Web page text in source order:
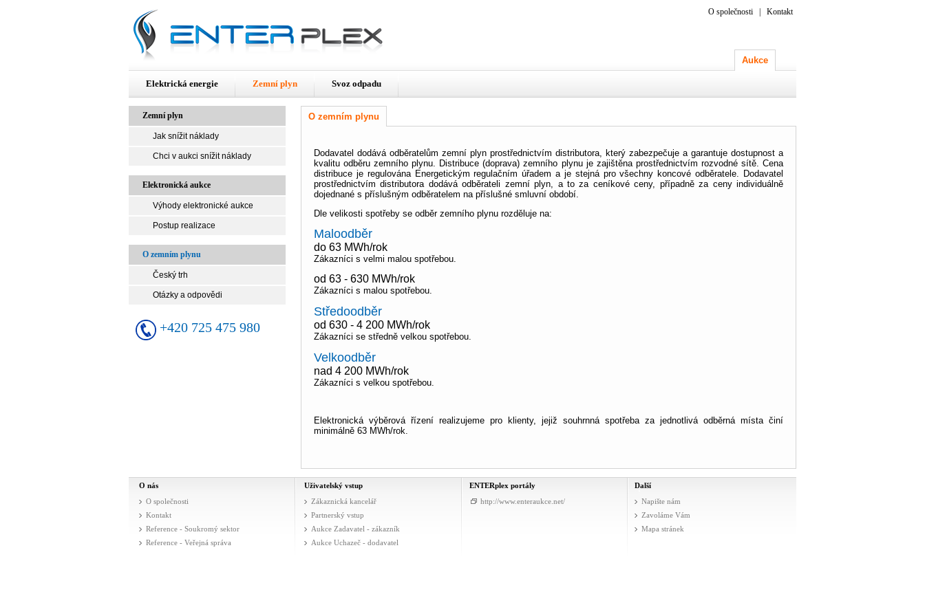
O společnosti Kontakt
Aukce
Elektrická energie Zemní plyn Svoz odpadu
Zemní plyn
Jak snížit náklady
Chci v aukci snížit náklady
Elektronická aukce
Výhody elektronické aukce
Postup realizace
O zemním plynu
Český trh
Otázky a odpovědi
+420 725 475 980
O zemním plynu
Dodavatel dodává odběratelům zemní plyn prostřednictvím distributora, který zabezpečuje a garantuje dostupnost a
kvalitu odběru zemního plynu. Distribuce (doprava) zemního plynu je zajištěna prostřednictvím rozvodné sítě. Cena
distribuce je regulována Energetickým regulačním úřadem a je stejná pro všechny koncové odběratele. Dodavatel
prostřednictvím distributora dodává odběrateli zemní plyn, a to za ceníkové ceny, případně za ceny individuálně
dojednané s příslušným odběratelem na příslušné smluvní období.
Dle velikosti spotřeby se odběr zemního plynu rozděluje na:
Maloodběr
do 63 MWh/rok
Zákazníci s velmi malou spotřebou.
od 63 - 630 MWh/rok
Zákazníci s malou spotřebou.
Středoodběr
od 630 - 4 200 MWh/rok
Zákazníci se středně velkou spotřebou.
Velkoodběr
nad 4 200 MWh/rok
Zákazníci s velkou spotřebou.
Elektronická výběrová řízení realizujeme pro klienty, jejiž souhrnná spotřeba za jednotlivá odběrná místa činí
minimálně 63 MWh/rok.
O nás
O společnosti
Kontakt
Reference - Soukromý sektor
Reference - Veřejná správa
Uživatelský vstup
Zákaznická kancelář
Partnerský vstup
Aukce Zadavatel - zákazník
Aukce Uchazeč - dodavatel
ENTERplex portály
http://www.enteraukce.net/
Další
Napište nám
Zavoláme Vám
Mapa stránek